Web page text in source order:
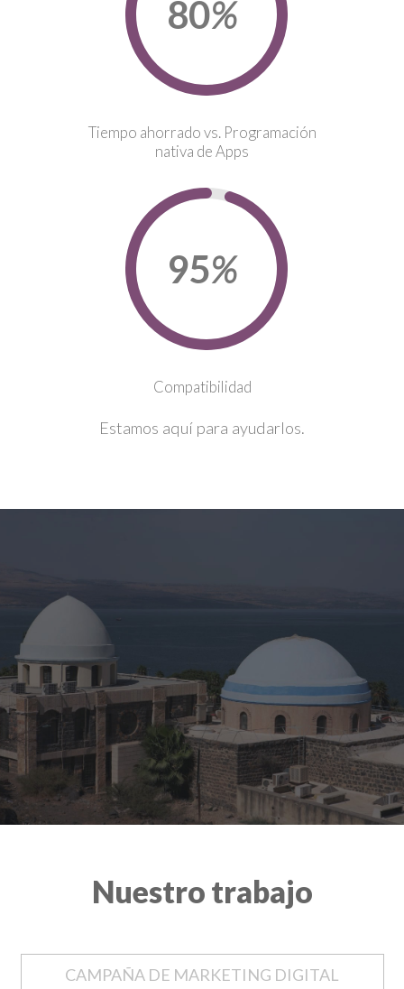
80%
Tiempo ahorrado vs. Programación
nativa de Apps
95%
Compatibilidad
Estamos aquí para ayudarlos.
Nuestro trabajo
CAMPAÑA DE MARKETING DIGITAL